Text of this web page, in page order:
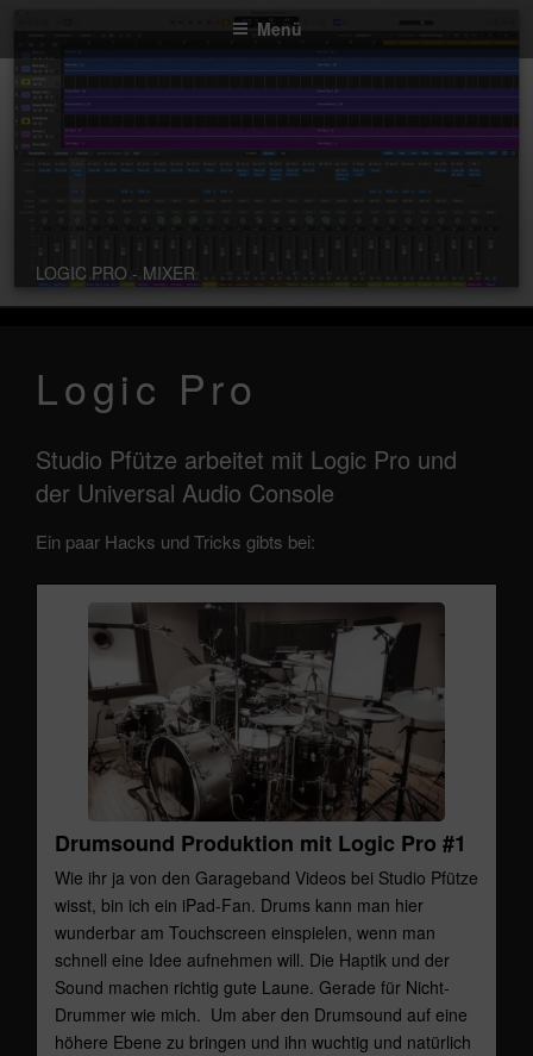
springen
Menü
LOGIC PRO - MIXER
Logic Pro
Studio Pfütze arbeitet mit Logic Pro und
der Universal Audio Console
Ein paar Hacks und Tricks gibts bei:
Drumsound Produktion mit Logic Pro #1
Wie ihr ja von den Garageband Videos bei Studio Pfütze
wisst, bin ich ein iPad-Fan. Drums kann man hier
wunderbar am Touchscreen einspielen, wenn man
schnell eine Idee aufnehmen will. Die Haptik und der
Sound machen richtig gute Laune. Gerade für Nicht-
Drummer wie mich. Um aber den Drumsound auf eine
höhere Ebene zu bringen und ihn wuchtig und natürlich